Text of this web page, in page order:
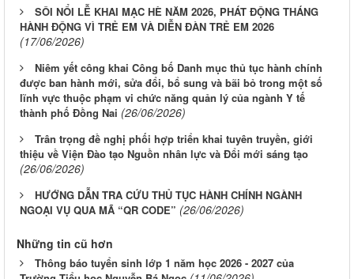
SÔI NỔI LỄ KHAI MẠC HÈ NĂM 2026, PHÁT ĐỘNG THÁNG
HÀNH ĐỘNG VÌ TRẺ EM VÀ DIỄN ĐÀN TRẺ EM 2026
(17/06/2026)
Niêm yết công khai Công bố Danh mục thủ tục hành chính
được ban hành mới, sửa đổi, bổ sung và bãi bỏ trong một số
lĩnh vực thuộc phạm vi chức năng quản lý của ngành Y tế
thành phố Đồng Nai (26/06/2026)
Trân trọng đề nghị phối hợp triển khai tuyên truyền, giới
thiệu về Viện Đào tạo Nguồn nhân lực và Đổi mới sáng tạo
(26/06/2026)
HƯỚNG DẪN TRA CỨU THỦ TỤC HÀNH CHÍNH NGÀNH
NGOẠI VỤ QUA MÃ “QR CODE” (26/06/2026)
Những tin cũ hơn
Thông báo tuyển sinh lớp 1 năm học 2026 - 2027 của